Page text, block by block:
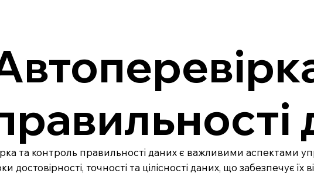
та контроль правильності даних є важливими аспектами
достовірності, точності та цілісності даних, що забезпечує